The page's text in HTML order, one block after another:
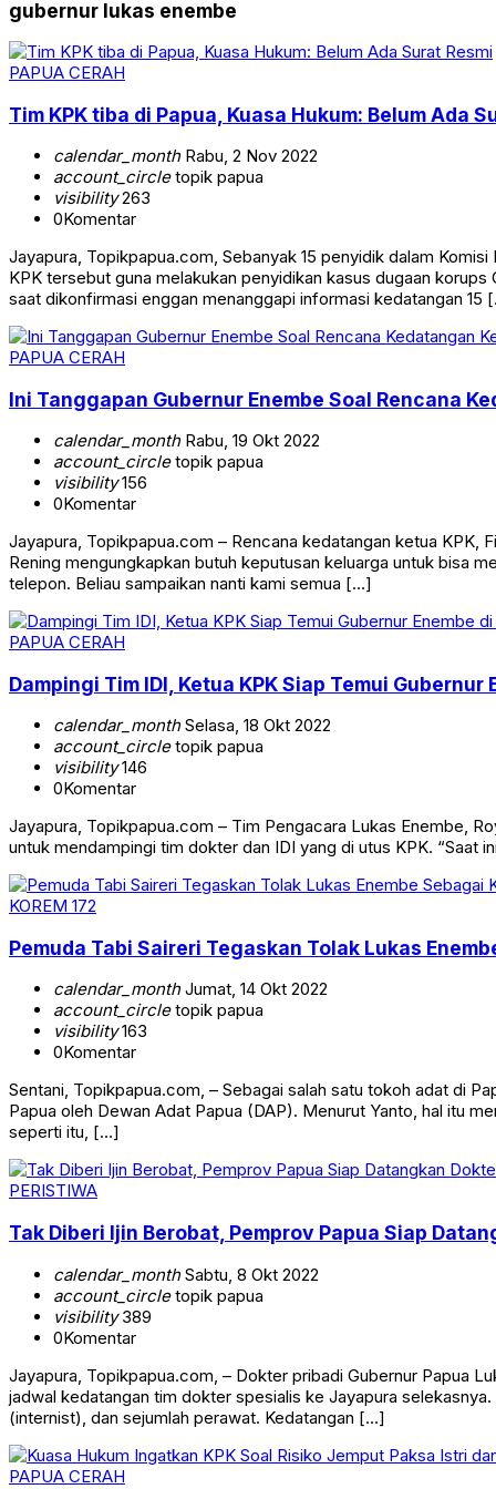
gubernur lukas enembe
PAPUA CERAH
Tim KPK tiba di Papua, Kuasa Hukum: Belum Ada
calendar_monthRabu, 2 Nov 2022
account_circletopik papua
visibility263
0Komentar
Jayapura, Topikpapua.com, Sebanyak 15 penyidik dalam
KPK tersebut guna melakukan penyidikan kasus dugaan
saat dikonfirmasi enggan menanggapi informasi kedatangan 15
PAPUA CERAH
Ini Tanggapan Gubernur Enembe Soal Rencana
calendar_monthRabu, 19 Okt 2022
account_circletopik papua
visibility156
0Komentar
Jayapura, Topikpapua.com – Rencana kedatangan ketua KPK,
Rening mengungkapkan butuh keputusan keluarga untuk bisa
telepon. Beliau sampaikan nanti kami semua […]
PAPUA CERAH
Dampingi Tim IDI, Ketua KPK Siap Temui
calendar_monthSelasa, 18 Okt 2022
account_circletopik papua
visibility146
0Komentar
Jayapura, Topikpapua.com – Tim Pengacara Lukas Enembe,
untuk mendampingi tim dokter dan IDI yang di utus KPK.
KOREM 172
Pemuda Tabi Saireri Tegaskan Tolak Lukas
calendar_monthJumat, 14 Okt 2022
account_circletopik papua
visibility163
0Komentar
Sentani, Topikpapua.com, – Sebagai salah satu tokoh adat di
Papua oleh Dewan Adat Papua (DAP). Menurut Yanto, hal itu
seperti itu, […]
PERISTIWA
Tak Diberi Ijin Berobat, Pemprov Papua Siap
calendar_monthSabtu, 8 Okt 2022
account_circletopik papua
visibility389
0Komentar
Jayapura, Topikpapua.com, – Dokter pribadi Gubernur Papua
jadwal kedatangan tim dokter spesialis ke Jayapura
(internist), dan sejumlah perawat. Kedatangan […]
PAPUA CERAH